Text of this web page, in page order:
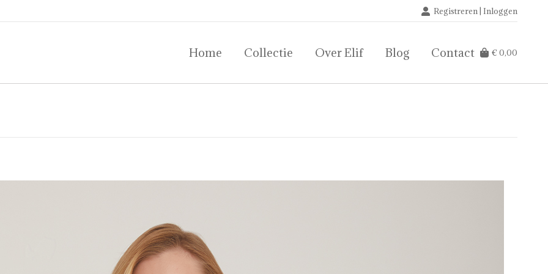
Registreren | Inloggen
Home Collectie Over Elif Blog Contact €0,00
Home Collectie Over Elif Blog Contact €0,00